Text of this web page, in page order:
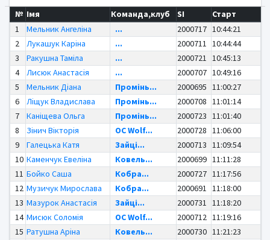
№ Імя Команда,клуб SI
Старт
1
Мельник Ангеліна ... 2000717 10:44:21
2
Лукашук Каріна ... 2000711 10:44:44
3
Ракушна Таміла ... 2000721 10:45:13
4
Лисюк Анастасія ... 2000707 10:49:16
5
Мельник Діана Промінь... 2000695 11:00:27
6
Ліщук Владислава Промінь... 2000708 11:01:14
7
Каніщева Ольга Промінь... 2000723 11:01:40
8
Зінич Вікторія OC Wolf... 2000728 11:06:00
9
Галецька Катя Зайці... 2000713 11:09:54
10 Каменчук Евеліна Ковель... 2000699 11:11:28
11 Бойко Саша Кобра... 2000727 11:17:56
12 Музичук Мирослава Кобра... 2000691 11:18:00
13 Мазурок Анастасія Зайці... 2000731 11:18:20
14 Мисюк Соломія OC Wolf... 2000712 11:19:16
15 Ратушна Аріна Ковель... 2000730 11:21:23